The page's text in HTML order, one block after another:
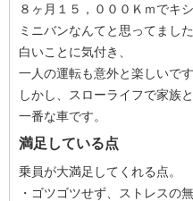
８ヶ月１５，０００Ｋｍでキ
ミニバンなんてと思ってまし
白いことに気付き、
一人の運転も意外と楽しいです
しかし、スローライフで家族
一番な車です。
満足している点
乗員が大満足してくれる点。
・ゴツゴツせず、ストレスの